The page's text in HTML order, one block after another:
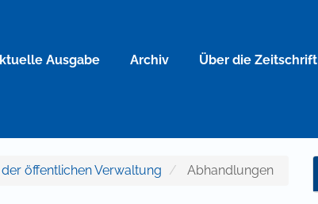
Ausgabe Archiv Über die Zeitschrift
der öffentlichen Verwaltung Abhandlungen